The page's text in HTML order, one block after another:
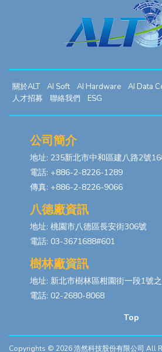
關於ALT AI Soft AI Hardware AI Data
人才招募
聯絡我們 ESG
公司簡介
地址: 235新北市中和區建八路2號
電話: +886-2-8226-1289
傳真: +886-2-8226-9066
八德廠資訊
地址: 桃園市八德區長安街306號
電話: 03-3671688#601
樹林廠資訊
地址: 新北市樹林區柑園街一段1號
電話: 02-2680-8068
Top
Copyrights © 2026浩然科技股份有限公司 All